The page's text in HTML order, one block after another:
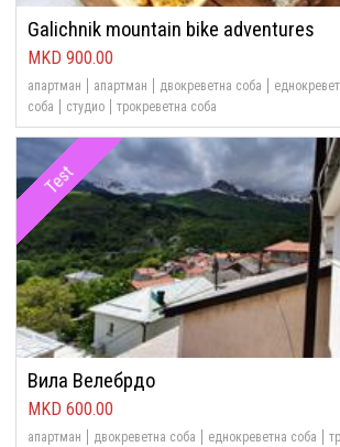
Galichnik mountain bike adventures
900.00
апартман апартман двокреветна соба
соба
студио трокреветна соба
Test
Вила Велебрдо
600.00
апартман двокреветна соба еднокреветна соба